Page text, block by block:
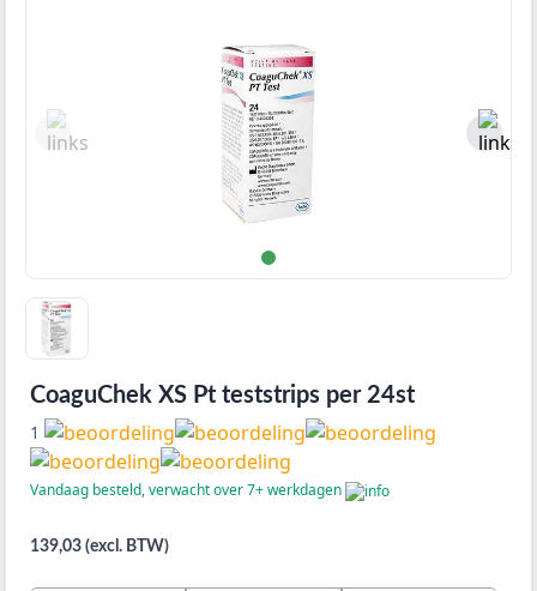
CoaguChek XS Pt teststrips per 24st
1
Vandaag besteld, verwacht over 7+ werkdagen
139,03 (excl. BTW)